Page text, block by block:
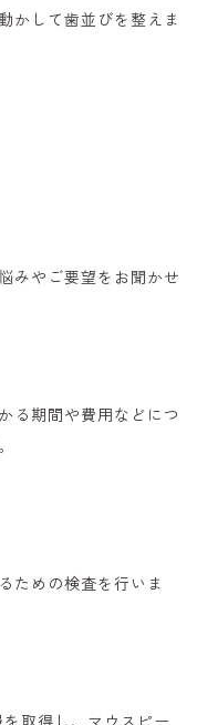
かして歯並びを整えま
みやご要望をお聞かせ
る期間や費用などにつ
ための検査を行いま
取得し、マウスピー